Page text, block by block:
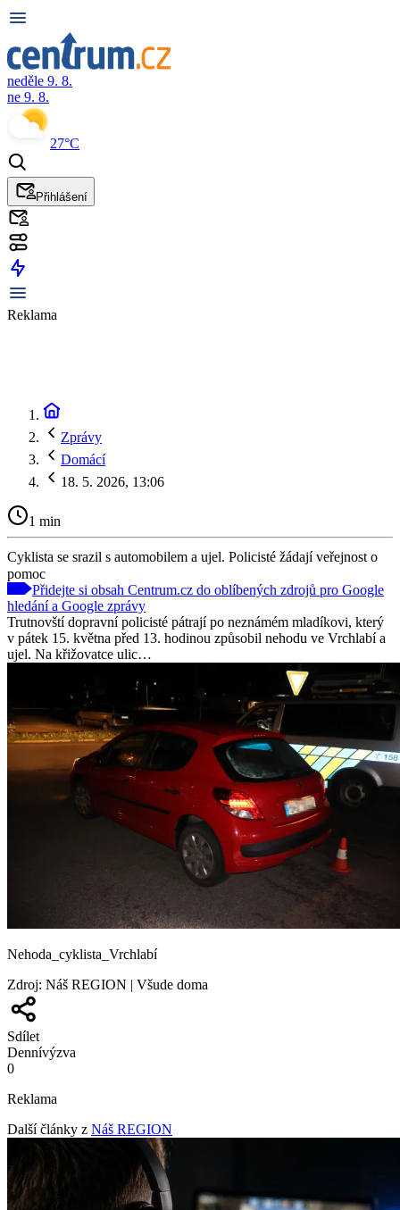
neděle 9. 8.
ne 9. 8.
27°C
Přihlášení
Reklama
Zprávy
Domácí
18. 5. 2026, 13:06
1 min
Cyklista se srazil s automobilem a ujel. Policisté žádají veřejnost o
pomoc
Přidejte si obsah Centrum.cz do oblíbených zdrojů pro Google
hledání a Google zprávy
Trutnovští dopravní policisté pátrají po neznámém mladíkovi, který
v pátek 15. května před 13. hodinou způsobil nehodu ve Vrchlabí a
ujel. Na křižovatce ulic…
Nehoda_cyklista_Vrchlabí
Zdroj: Náš REGION | Všude doma
Sdílet
Dennívýzva
0
Reklama
Další články z Náš REGION